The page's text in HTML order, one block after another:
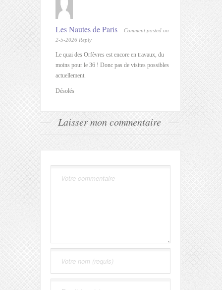
Les Nautes de Paris
Comment posted on
2-5-2026 Reply
Le quai des Orfèvres est encore en travaux, du
moins pour le 36 ! Donc pas de visites possibles
actuellement.
Désolés
Laisser mon commentaire